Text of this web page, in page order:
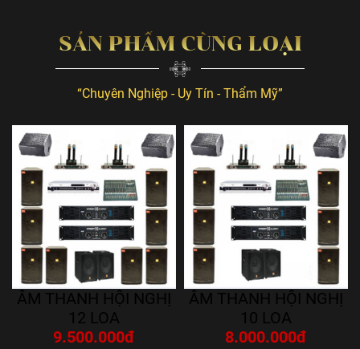
SẢN PHẨM CÙNG LOẠI
“Chuyên Nghiệp - Uy Tín - Thẩm Mỹ”
ÂM THANH HỘI NGHỊ
12 LOA
9.500.000đ
ÂM THANH HỘI NGHỊ
10 LOA
8.000.000đ